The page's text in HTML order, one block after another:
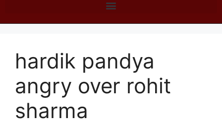
hardik pandya
angry over rohit
sharma